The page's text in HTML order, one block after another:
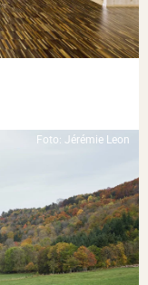
Foto: Jérémie Leon